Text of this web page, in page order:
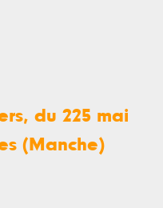
du 225 mai
(Manche)